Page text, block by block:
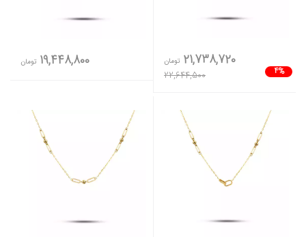
4%
21,738,720 تومان
22,644,500
19,448,800 تومان